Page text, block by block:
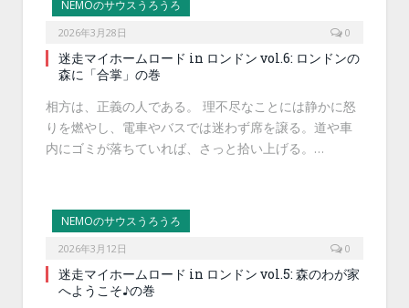
NEMOのサウスうろうろ
2026年3月28日 0
迷走マイホームロード in ロンドン vol.6: ロンドンの
森に「合掌」の巻
相方は、正義の人である。 理不尽なことには静かに怒
りを燃やし、電車やバスでは迷わず席を譲る。道や車
内にゴミが落ちていれば、さっと拾い上げる。…
NEMOのサウスうろうろ
2026年3月12日 0
迷走マイホームロード in ロンドン vol.5: 森のわが家
へようこそ♪の巻